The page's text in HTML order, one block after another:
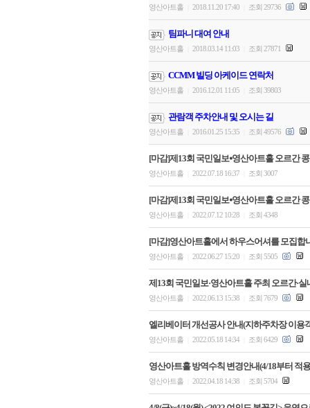
영산아트홀 2018.11.20 17:40 조회 29736
팀파니 대여 안내
영산아트홀 2018.03.14 11:03 조회 27871
CCMM 빌딩 아케이드 연락처
영산아트홀 2016.12.01 11:05 조회 39803
관람객 주차안내 및 오시는 길
영산아트홀 2016.01.25 15:35 조회 49576
[마감]제13회 국민일보⦁영산아트홀 오르간
영산아트홀 2022.07.18 16:37 조회 3007
[마감]제13회 국민일보⦁영산아트홀 오르간
영산아트홀 2022.07.12 10:28 조회 4348
[마감]영산아트홀에서 하우스어셔를 모집합
영산아트홀 2022.06.27 15:20 조회 5505
제13회 국민일보·영산아트홀 주최 오르간·실
영산아트홀 2022.06.13 15:38 조회 7679
엘리베이터 개선공사 안내(지하주차장 이용
영산아트홀 2022.05.18 14:34 조회 6429
영산아트홀 방역수칙 변경안내(4/18부터 적
영산아트홀 2022.04.18 14:38 조회 5704